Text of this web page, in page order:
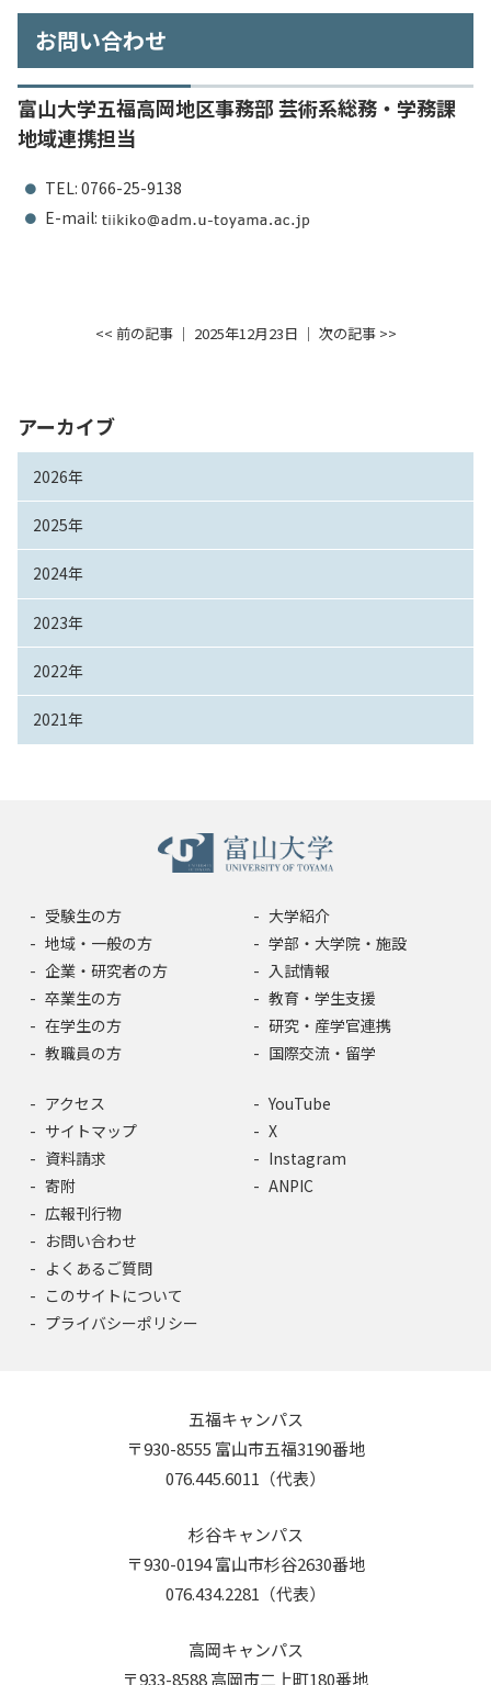
アーカイブ
2026年
2025年
2024年
2023年
2022年
2021年
お問い合わせ
富山大学五福高岡地区事務部 芸術系総務・学務課
地域連携担当
TEL: 0766-25-9138
E-mail:
<< 前の記事│ 2025年12月23日 │ 次の記事 >>
受験生の方
地域・一般の方
企業・研究者の方
卒業生の方
在学生の方
教職員の方
大学紹介
学部・大学院・施設
入試情報
教育・学生支援
研究・産学官連携
国際交流・留学
アクセス
サイトマップ
資料請求
寄附
広報刊行物
お問い合わせ
よくあるご質問
このサイトについて
プライバシーポリシー
YouTube
X
Instagram
ANPIC
五福キャンパス
〒930-8555 富山市五福3190番地
076.445.6011（代表）
杉谷キャンパス
〒930-0194 富山市杉谷2630番地
076.434.2281（代表）
高岡キャンパス
〒933-8588 高岡市二上町180番地